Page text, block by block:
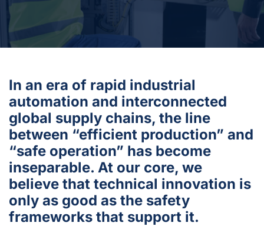
In an era of rapid industrial
automation and interconnected
global supply chains, the line
between “efficient production” and
“safe operation” has become
inseparable. At our core, we
believe that technical innovation is
only as good as the safety
frameworks that support it.